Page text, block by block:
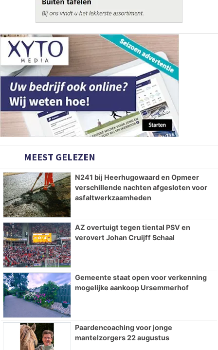
MEEST GELEZEN
N241 bij Heerhugowaard en Opmeer
verschillende nachten afgesloten voor
asfaltwerkzaamheden
AZ overtuigt tegen tiental PSV en
verovert Johan Cruijff Schaal
Gemeente staat open voor verkenning
mogelijke aankoop Ursemmerhof
Paardencoaching voor jonge
mantelzorgers 22 augustus